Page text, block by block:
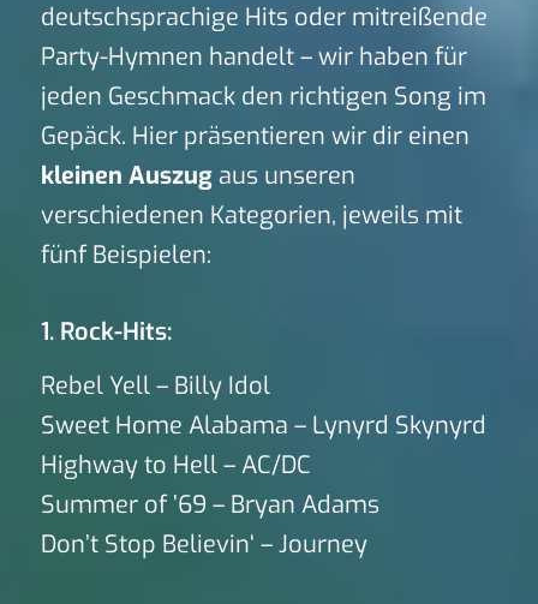
deutschsprachige Hits oder mitreißende
Party-Hymnen handelt – wir haben für
jeden Geschmack den richtigen Song im
Gepäck. Hier präsentieren wir dir einen
kleinen Auszugaus unseren
verschiedenen Kategorien, jeweils mit
fünf Beispielen:
1. Rock-Hits:
Rebel Yell – Billy Idol
Sweet Home Alabama – Lynyrd Skynyrd
Highway to Hell – AC/DC
Summer of ’69 – Bryan Adams
Don’t Stop Believin‘ – Journey